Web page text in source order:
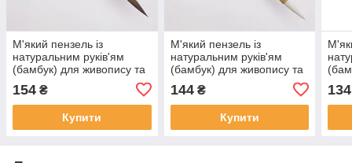
М'який пензель із
натуральним руків'ям
(бамбук) для живопису та
великий
154 ₴
Купити
М'який пензель із
натуральним руків'ям
(бамбук) для живопису та
каліграфії Коза - середній
144₴
Купити
134